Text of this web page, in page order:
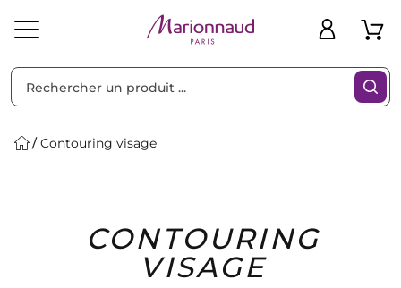
Solaire Homme Marques Idées
Cadeaux
Bons
Plans
Contouring visage
CONTOURING
VISAGE
Filtres